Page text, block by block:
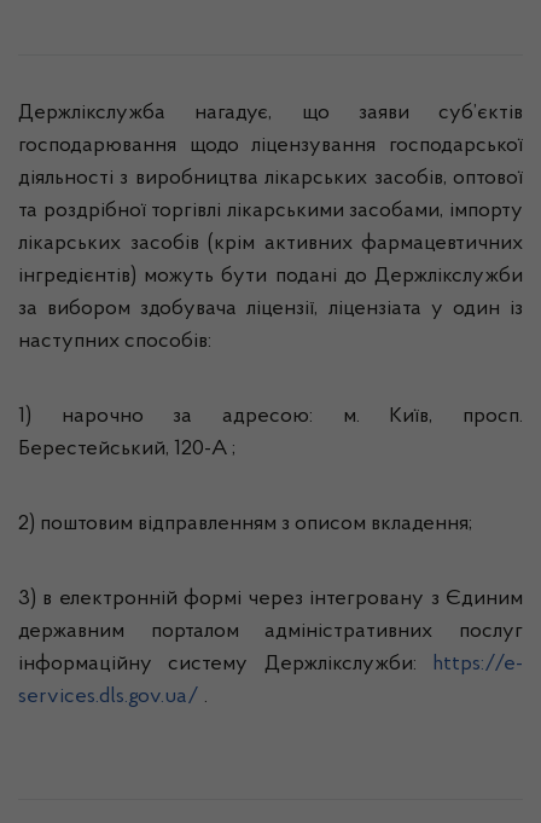
Держлікслужба нагадує, що заяви суб’єктів
господарювання щодо ліцензування господарської
діяльності з виробництва лікарських засобів, оптової
та роздрібної торгівлі лікарськими засобами, імпорту
лікарських засобів (крім активних фармацевтичних
інгредієнтів) можуть бути подані до Держлікслужби
за вибором здобувача ліцензії, ліцензіата у один із
наступних способів:
1) нарочно за адресою: м. Київ, просп.
Берестейський, 120-А ;
2) поштовим відправленням з описом вкладення;
3) в електронній формі через інтегровану з Єдиним
державним порталом адміністративних послуг
інформаційну систему Держлікслужби:
https://e-
services.dls.gov.ua/ .